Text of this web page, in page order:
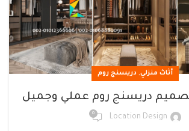
أثاث منزلي, دريسنج روم
Location Design
0